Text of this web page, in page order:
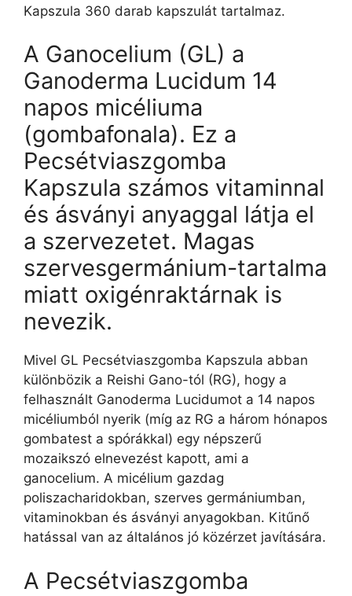
Kapszula 360 darab kapszulát tartalmaz.
A Ganocelium (GL) a
Ganoderma Lucidum 14
napos micéliuma
(gombafonala). Ez a
Pecsétviaszgomba
Kapszula számos vitaminnal
és ásványi anyaggal látja el
a szervezetet. Magas
szervesgermánium-tartalma
miatt oxigénraktárnak is
nevezik.
Mivel GL Pecsétviaszgomba Kapszula abban
különbözik a Reishi Gano-tól (RG), hogy a
felhasznált Ganoderma Lucidumot a 14 napos
micéliumból nyerik (míg az RG a három hónapos
gombatest a spórákkal) egy népszerű
mozaikszó elnevezést kapott, ami a
ganocelium. A micélium gazdag
poliszacharidokban, szerves germániumban,
vitaminokban és ásványi anyagokban. Kitűnő
hatással van az általános jó közérzet javítására.
A Pecsétviaszgomba